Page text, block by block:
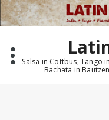
Zum
Inhalt
springen
Salsa in Cottbus, Tango
Bachata in